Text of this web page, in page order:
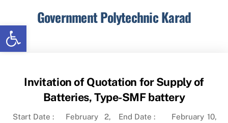
Open toolbar
content
Government Polytechnic Karad
Menu
Invitation of Quotation for Supply of
Batteries, Type-SMF battery
Start Date :
February 2,
End Date :
February 10,